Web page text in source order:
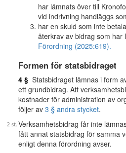
har lämnats över till
vid indrivning handläggs
har en skuld som inte
återkrav av bidrag som har
Förordning (2025:619).
Formen för statsbidraget
4 § Statsbidraget lämnas i form
ett grundbidrag. Att
kostnader för administration av
följer av 3 § andra stycket.
Verksamhetsbidrag får inte
fått annat statsbidrag för samma
enligt denna förordning avser.